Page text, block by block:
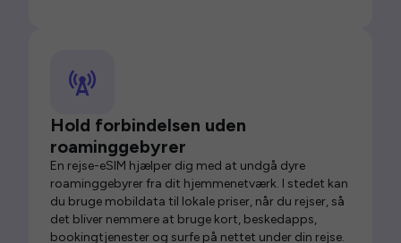
Hold forbindelsen uden
roaminggebyrer
En rejse-eSIM hjælper dig med at undgå dyre
roaminggebyrer fra dit hjemmenetværk. I stedet kan
du bruge mobildata til lokale priser, når du rejser, så
det bliver nemmere at bruge kort, beskedapps,
bookingtjenester og surfe på nettet under din rejse.